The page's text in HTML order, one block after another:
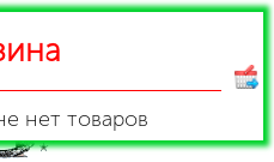
нет товаров